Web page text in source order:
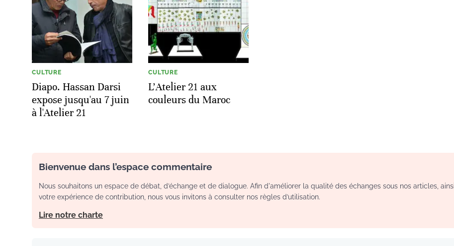
CULTURE
Diapo. Hassan Darsi
expose jusqu'au 7 juin
à l'Atelier 21
CULTURE
L’Atelier 21 aux
couleurs du Maroc
Bienvenue dans l’espace commentaire
Nous souhaitons un espace de débat, d’échange et de dialogue. Afin d'améliorer la qualité des échanges sous nos articles,
votre expérience de contribution, nous vous invitons à consulter nos règles d’utilisation.
Lire notre charte